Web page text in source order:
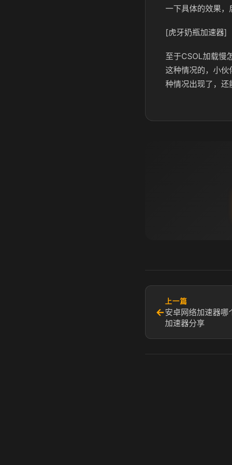
一下具体的效果，
[虎牙奶瓶加速器]
至于CSOL加载慢
这种情况的，小
种情况出现了，还
←
上一篇
安卓网络加速器哪
加速器分享